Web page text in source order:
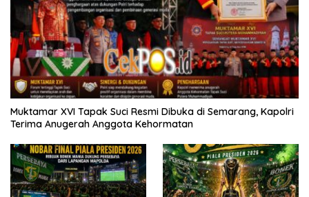
Muktamar XVI Tapak Suci Resmi Dibuka di Semarang, Kapolri
Terima Anugerah Anggota Kehormatan